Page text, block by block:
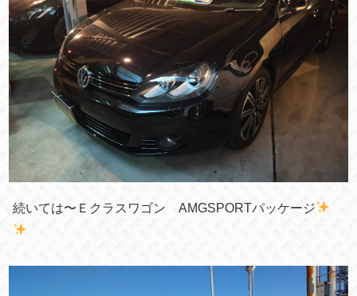
続いては〜Ｅクラスワゴン AMGSPORTパッケージ